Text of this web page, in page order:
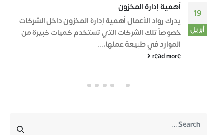
19
أبريل
أهمية إدارة المخزون
يدرك رواد الأعمال أهمية إدارة المخزون داخل الشركات
خصوصاً تلك الشركات التي تستخدم كميات كبيرة من
الموارد في طبيعة عملها،...
read more